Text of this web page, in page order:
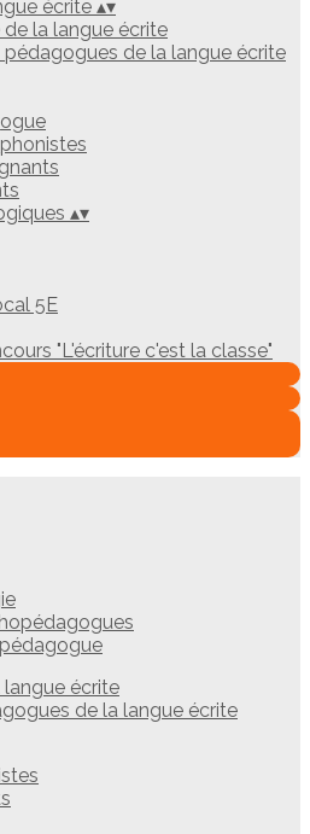
écrite ▴▾
la langue écrite
pédagogues de la langue écrite
▴▾
5E
"L'écriture c'est la classe"
écrite
de la langue écrite